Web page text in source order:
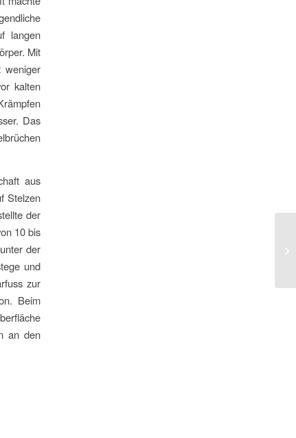
langen
Mit
weniger
kalten
Das
aus
Stelzen
der
10 bis
der
und
zur
Beim
an den